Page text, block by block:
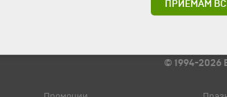
© 1994-2026
ПРИЕМАМ